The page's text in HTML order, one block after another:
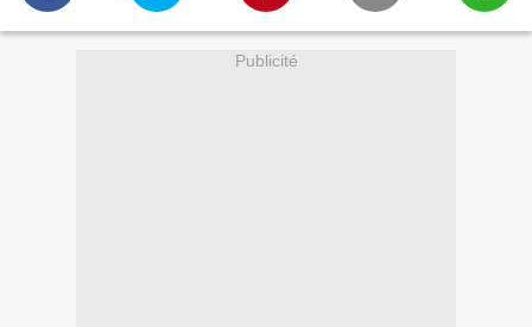
Publicité